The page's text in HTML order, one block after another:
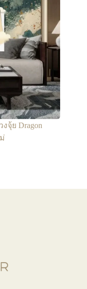
จุ้ย Dragon